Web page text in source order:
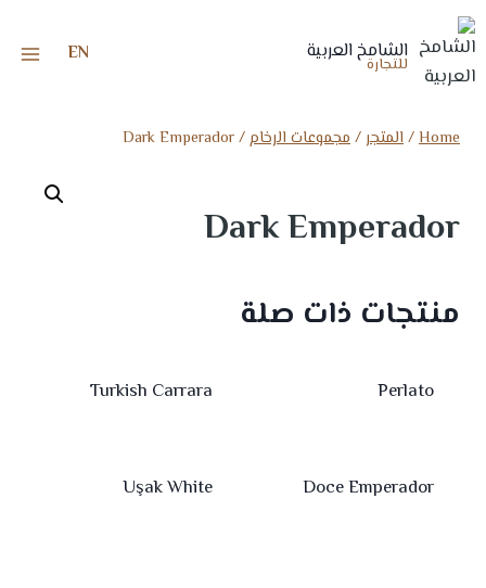
الشامخ العربية
للتجارة EN
Home
/المتجر /مجموعات الرخام/
Dark Emperador
Dark Emperador
منتجات ذات صلة
Perlato
Turkish Carrara
Doce Emperador
Uşak White